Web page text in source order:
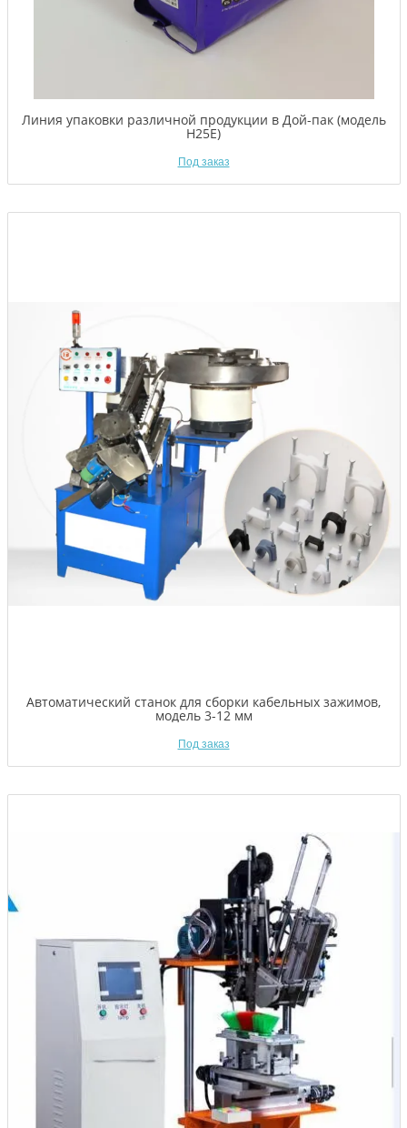
Линия упаковки различной продукции в Дой-пак (модель
H25E)
Под заказ
Автоматический станок для сборки кабельных зажимов,
модель 3-12 мм
Под заказ